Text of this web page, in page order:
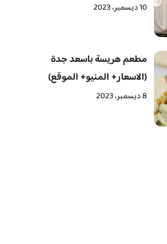
10 ديسمبر، 2023
مطعم هريسة باسعد جدة
(الاسعار+ المنيو+ الموقع)
8 ديسمبر، 2023